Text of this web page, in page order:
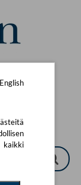
English
kaikki